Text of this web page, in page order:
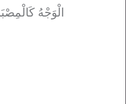
الْوَجْهُ